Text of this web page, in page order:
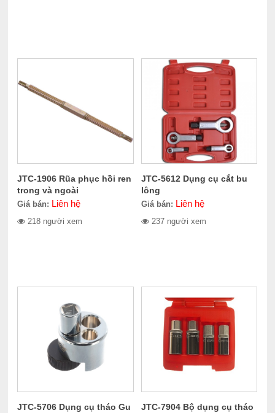
JTC-1906 Rũa phục hồi ren
trong và ngoài
Giá bán: Liên hệ
218 người xem
JTC-5612 Dụng cụ cắt bu
lông
Giá bán: Liên hệ
237 người xem
JTC-5706 Dụng cụ tháo Gu
JTC-7904 Bộ dụng cụ tháo